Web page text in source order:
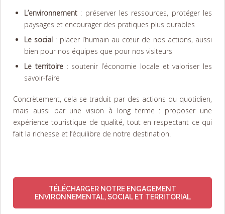
L’environnement : préserver les ressources, protéger les
paysages et encourager des pratiques plus durables
Le social : placer l’humain au cœur de nos actions, aussi
bien pour nos équipes que pour nos visiteurs
Le territoire: soutenir l’économie locale et valoriser les
savoir-faire
Concrètement, cela se traduit par des actions du quotidien,
mais aussi par une vision à long terme : proposer une
expérience touristique de qualité, tout en respectant ce qui
fait la richesse et l’équilibre de notre destination.
TÉLÉCHARGER NOTRE ENGAGEMENT
ENVIRONNEMENTAL, SOCIAL ET TERRITORIAL